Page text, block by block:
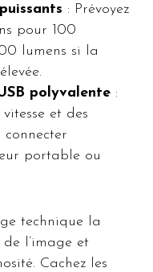
: Prévoyez
pour 100
lumens si la
polyvalente:
et des
portable ou
technique la
l’image et
Cachez les